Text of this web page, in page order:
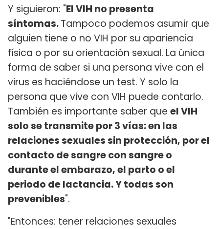
Y siguieron: "El VIH no presenta
síntomas.Tampoco podemos asumir que
alguien tiene o no VIH por su apariencia
física o por su orientación sexual. La única
forma de saber si una persona vive con el
virus es haciéndose un test. Y solo la
persona que vive con VIH puede contarlo.
También es importante saber que el VIH
solo se transmite por 3 vías: en las
relaciones sexuales sin protección, por el
contacto de sangre con sangre o
durante el embarazo, el parto o el
periodo de lactancia. Y todas son
prevenibles".
"Entonces: tener relaciones sexuales